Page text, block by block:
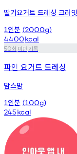
딸기요거트 드레싱 크러잇
1 인분 (2000g)
4400kcal
50회 미만기록
파인 요거트 드레싱
맘스맘
1 인분 (100g)
245kcal